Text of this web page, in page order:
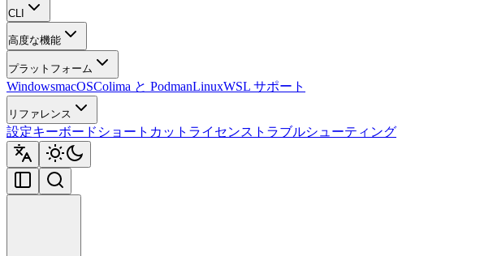
CLI
高度な機能
プラットフォーム
WindowsmacOSColima と PodmanLinuxWSL サポート
リファレンス
設定キーボードショートカット ライセンス トラブルシューティング